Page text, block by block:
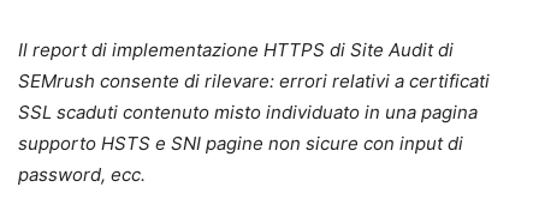
Il report di implementazione HTTPS di Site Audit di
SEMrush consente di rilevare: errori relativi a certificati
SSL scaduti contenuto misto individuato in una pagina
supporto HSTS e SNI pagine non sicure con input di
password, ecc.